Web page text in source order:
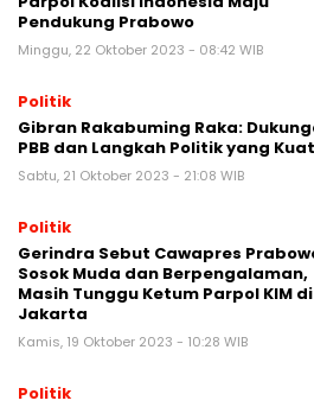
Pendukung Prabowo
Minggu, 22 Oktober 2023 - 08:42 WIB
Politik
Gibran Rakabuming Raka:
PBB dan Langkah Politik yang Kuat
Sabtu, 21 Oktober 2023 - 21:08 WIB
Politik
Gerindra Sebut Cawapres
Sosok Muda dan Berpengalaman,
Masih Tunggu Ketum Parpol KIM di
Jakarta
Kamis, 19 Oktober 2023 - 10:28 WIB
Politik